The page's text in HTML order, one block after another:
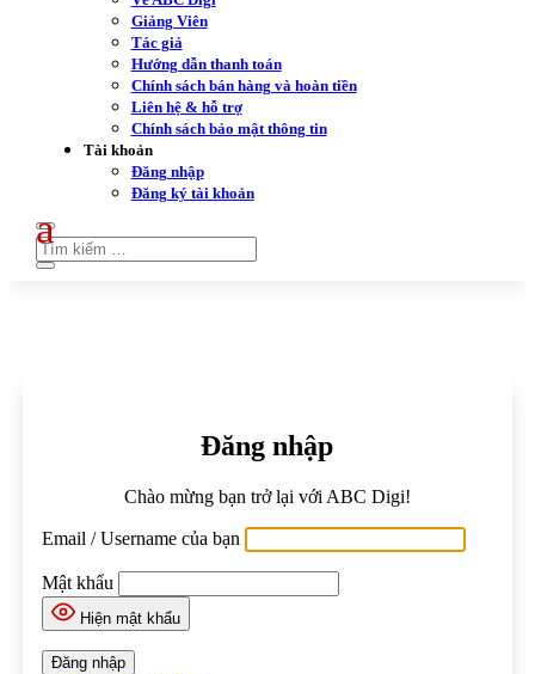
Giảng Viên
Tác giả
Hướng dẫn thanh toán
Chính sách bán hàng và hoàn tiền
Liên hệ & hỗ trợ
Chính sách bảo mật thông tin
Tài khoản
Đăng nhập
Đăng ký tài khoản
Đăng nhập
Chào mừng bạn trở lại với ABC Digi!
Email / Username của bạn
Mật khẩu
Hiện mật khẩu